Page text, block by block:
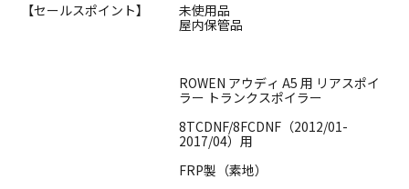
【セールスポイント】
未使用品
屋内保管品
ROWEN アウディ A5 用 リアスポイ
ラー トランクスポイラー
8TCDNF/8FCDNF（2012/01-
2017/04）用
FRP製（素地）